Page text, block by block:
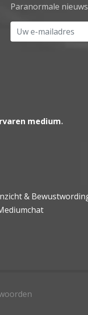
Paranormale
Uw e-mailadres
medium.
&